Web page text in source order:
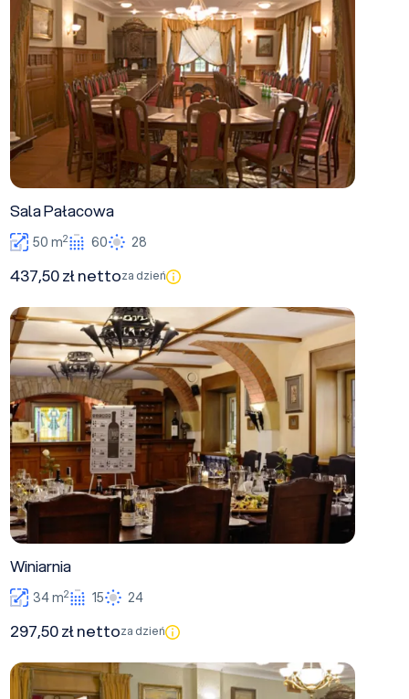
Sala Pałacowa
50 m2 60 28
437,50 zł nettoza dzień
Winiarnia
Winiarnia
34 m2 15 24
297,50 zł nettoza dzień
Biblioteka